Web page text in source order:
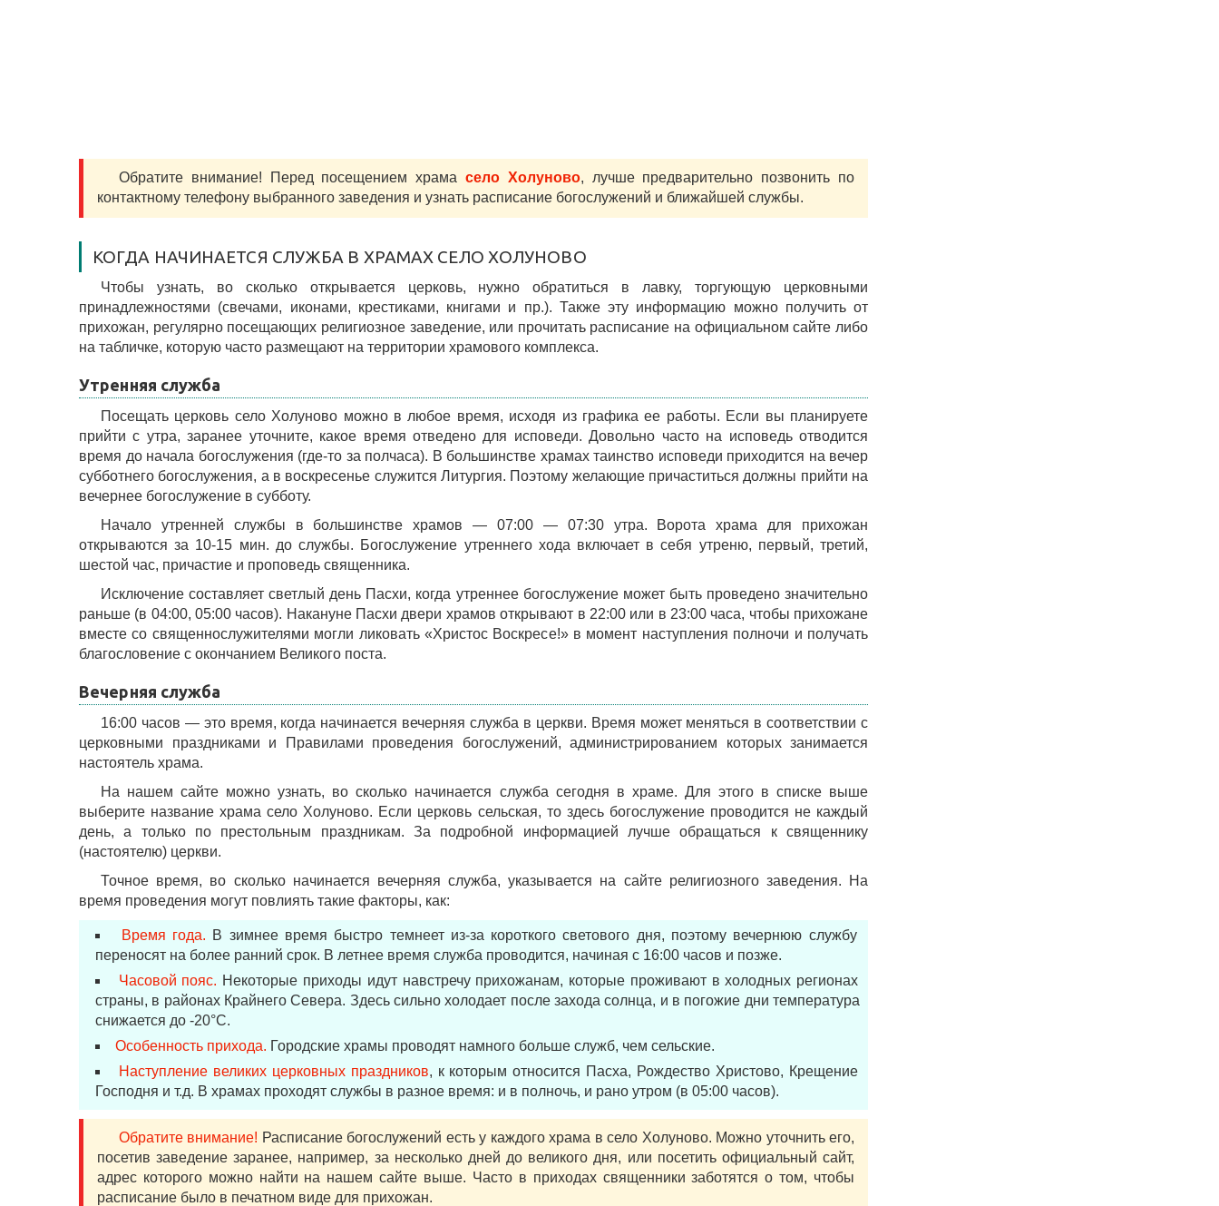
Обратите внимание! Перед посещением храма село Холуново, лучше предварительно позвонить по
контактному телефону выбранного заведения и узнать расписание богослужений и ближайшей службы.
КОГДА НАЧИНАЕТСЯ СЛУЖБА В ХРАМАХ СЕЛО ХОЛУНОВО
Чтобы узнать, во сколько открывается церковь, нужно обратиться в лавку, торгующую церковными
принадлежностями (свечами, иконами, крестиками, книгами и пр.). Также эту информацию можно получить от
прихожан, регулярно посещающих религиозное заведение, или прочитать расписание на официальном сайте либо
на табличке, которую часто размещают на территории храмового комплекса.
Утренняя служба
Посещать церковь село Холуново можно в любое время, исходя из графика ее работы. Если вы планируете
прийти с утра, заранее уточните, какое время отведено для исповеди. Довольно часто на исповедь отводится
время до начала богослужения (где-то за полчаса). В большинстве храмах таинство исповеди приходится на вечер
субботнего богослужения, а в воскресенье служится Литургия. Поэтому желающие причаститься должны прийти на
вечернее богослужение в субботу.
Начало утренней службы в большинстве храмов — 07:00 — 07:30 утра. Ворота храма для прихожан
открываются за 10-15 мин. до службы. Богослужение утреннего хода включает в себя утреню, первый, третий,
шестой час, причастие и проповедь священника.
Исключение составляет светлый день Пасхи, когда утреннее богослужение может быть проведено значительно
раньше (в 04:00, 05:00 часов). Накануне Пасхи двери храмов открывают в 22:00 или в 23:00 часа, чтобы прихожане
вместе со священнослужителями могли ликовать «Христос Воскресе!» в момент наступления полночи и получать
благословение с окончанием Великого поста.
Вечерняя служба
16:00 часов — это время, когда начинается вечерняя служба в церкви. Время может меняться в соответствии с
церковными праздниками и Правилами проведения богослужений, администрированием которых занимается
настоятель храма.
На нашем сайте можно узнать, во сколько начинается служба сегодня в храме. Для этого в списке выше
выберите название храма село Холуново. Если церковь сельская, то здесь богослужение проводится не каждый
день, а только по престольным праздникам. За подробной информацией лучше обращаться к священнику
(настоятелю) церкви.
Точное время, во сколько начинается вечерняя служба, указывается на сайте религиозного заведения. На
время проведения могут повлиять такие факторы, как:
Время года. В зимнее время быстро темнеет из-за короткого светового дня, поэтому вечернюю службу
переносят на более ранний срок. В летнее время служба проводится, начиная с 16:00 часов и позже.
Часовой пояс. Некоторые приходы идут навстречу прихожанам, которые проживают в холодных регионах
страны, в районах Крайнего Севера. Здесь сильно холодает после захода солнца, и в погожие дни температура
снижается до -20°С.
Особенность прихода. Городские храмы проводят намного больше служб, чем сельские.
Наступление великих церковных праздников, к которым относится Пасха, Рождество Христово, Крещение
Господня и т.д. В храмах проходят службы в разное время: и в полночь, и рано утром (в 05:00 часов).
Обратите внимание! Расписание богослужений есть у каждого храма в село Холуново. Можно уточнить его,
посетив заведение заранее, например, за несколько дней до великого дня, или посетить официальный сайт,
адрес которого можно найти на нашем сайте выше. Часто в приходах священники заботятся о том, чтобы
расписание было в печатном виде для прихожан.